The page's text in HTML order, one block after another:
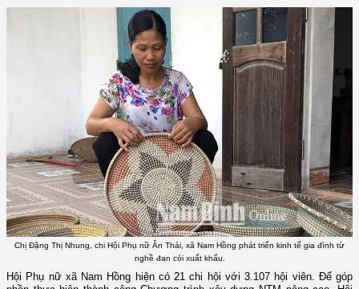
Chị Đặng Thị Nhung, chi Hội Phụ nữ Ân Thái, xã Nam Hồng phát triển kinh tế gia đình từ
nghề đan cói xuất khẩu.
Hội Phụ nữ xã Nam Hồng hiện có 21 chi hội với 3.107 hội viên. Để góp